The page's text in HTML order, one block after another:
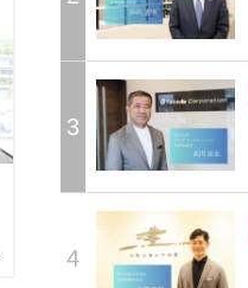
3
4